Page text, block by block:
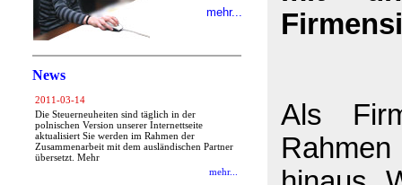
mehr...
News
2011-03-14
Die Steuerneuheiten sind täglich in der
polnischen Version unserer Internettseite
aktualisiert Sie werden im Rahmen der
Zusammenarbeit mit dem ausländischen Partner
übersetzt. Mehr
mehr...
Als